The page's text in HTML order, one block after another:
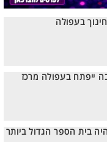
בעפולה
ייפתח בעפולה מרכז
בית הספר הגדול ביותר